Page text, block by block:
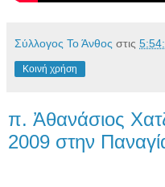
Σύλλογος Το Άνθος στις
Κοινή χρήση
π. Ἀθανάσιος
2009 στην